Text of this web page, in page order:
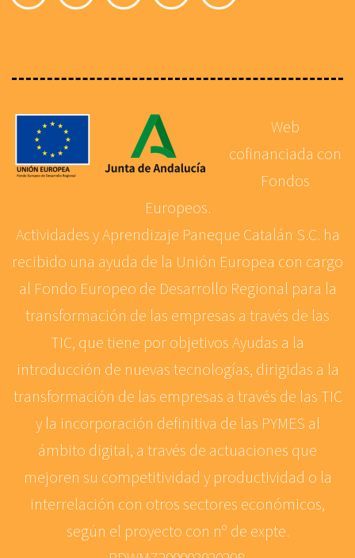
Web
cofinanciada con
Fondos
Europeos.
Actividades y Aprendizaje Paneque Catalán S.C. ha
recibido una ayuda de la Unión Europea con cargo
al Fondo Europeo de Desarrollo Regional para la
transformación de las empresas a través de las
TIC, que tiene por objetivos Ayudas a la
introducción de nuevas tecnologías, dirigidas a la
transformación de las empresas a través de las TIC
y la incorporación definitiva de las PYMES al
ámbito digital, a través de actuaciones que
mejoren su competitividad y productividad o la
interrelación con otros sectores económicos,
según el proyecto con nº de expte.